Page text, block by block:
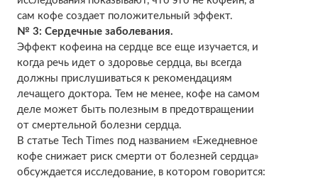
сам кофе создает положительный эффект.
№ 3: Сердечные заболевания.
Эффект кофеина на сердце все еще изучается, и
когда речь идет о здоровье сердца, вы всегда
должны прислушиваться к рекомендациям
лечащего доктора. Тем не менее, кофе на самом
деле может быть полезным в предотвращении
от смертельной болезни сердца.
В статье Tech Times под названием «Ежедневное
кофе снижает риск смерти от болезней сердца»
обсуждается исследование, в котором говорится: